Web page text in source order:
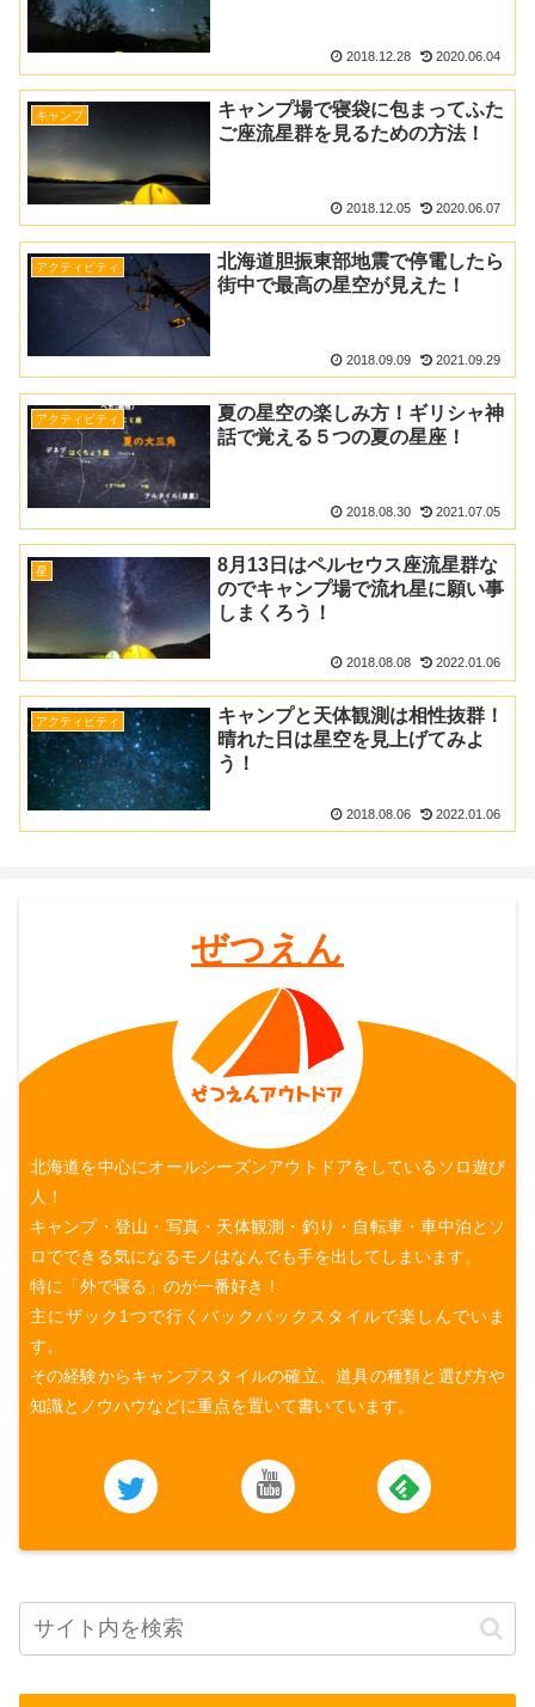
2018.12.28 2020.06.04
キャンプ
キャンプ場で寝袋に包まってふた
ご座流星群を見るための方法！
2018.12.05 2020.06.07
アクティビティ
北海道胆振東部地震で停電したら
街中で最高の星空が見えた！
2018.09.09 2021.09.29
アクティビティ
夏の星空の楽しみ方！ギリシャ神
話で覚える５つの夏の星座！
2018.08.30 2021.07.05
星
8月13日はペルセウス座流星群な
のでキャンプ場で流れ星に願い事
しまくろう！
2018.08.08 2022.01.06
アクティビティ
キャンプと天体観測は相性抜群！
晴れた日は星空を見上げてみよ
う！
2018.08.06 2022.01.06
ぜつえん
北海道を中心にオールシーズンアウトドアをしているソロ遊び
人！
キャンプ・登山・写真・天体観測・釣り・自転車・車中泊とソ
ロでできる気になるモノはなんでも手を出してしまいます。
特に「外で寝る」のが一番好き！
主にザック1つで行くバックパックスタイルで楽しんでいま
す。
その経験からキャンプスタイルの確立、道具の種類と選び方や
知識とノウハウなどに重点を置いて書いています。